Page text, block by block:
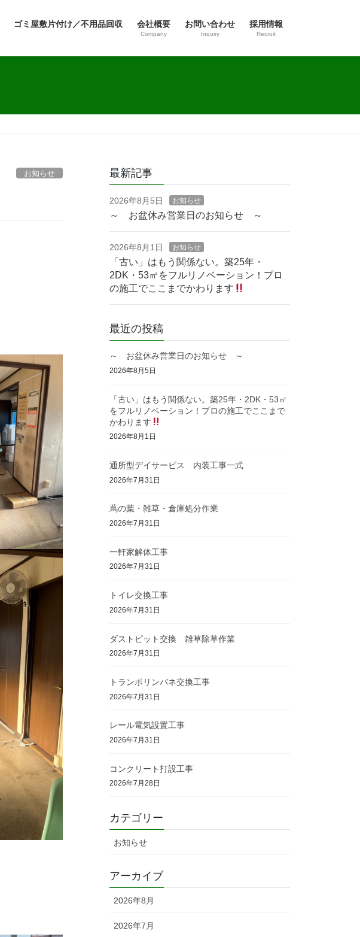
ゴミ屋敷片付け／不用品回収 会社概要
Company
お問い合わせ
Inquiry
採用情報
Recruit
お知らせ 最新記事
2026年8月5日 お知らせ
～ お盆休み営業日のお知らせ ～
2026年8月1日 お知らせ
「古い」はもう関係ない。築25年・
2DK・53㎡をフルリノベーション！プロ
の施工でここまでかわります
最近の投稿
～ お盆休み営業日のお知らせ ～
2026年8月5日
「古い」はもう関係ない。築25年・2DK・53㎡
をフルリノベーション！プロの施工でここまで
かわります
2026年8月1日
通所型デイサービス 内装工事一式
2026年7月31日
蔦の葉・雑草・倉庫処分作業
2026年7月31日
一軒家解体工事
2026年7月31日
トイレ交換工事
2026年7月31日
ダストピット交換 雑草除草作業
2026年7月31日
トランポリンバネ交換工事
2026年7月31日
レール電気設置工事
2026年7月31日
コンクリート打設工事
2026年7月28日
カテゴリー
お知らせ
アーカイブ
2026年8月
2026年7月